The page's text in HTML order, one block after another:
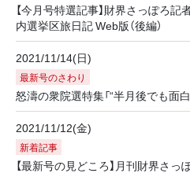
【今月号特選記事】財界さっぽろ
内選挙区旅日記 Web版（後編）
2021/11/14(日)
最新号のさわり
怒濤の衆院選特集「“半月後でも面白
2021/11/12(金)
新着記事
【最新号の見どころ】月刊財界さ